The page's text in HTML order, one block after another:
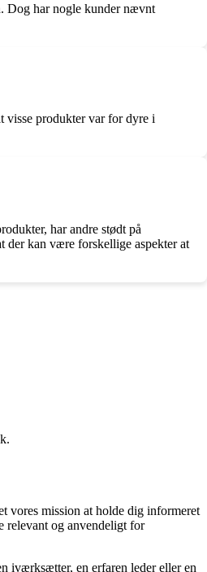
Dog har nogle kunder nævnt
visse produkter var for dyre i
har andre stødt på
der kan være forskellige aspekter at
vores mission at holde dig informeret
relevant og anvendeligt for
iværksætter, en erfaren leder eller en